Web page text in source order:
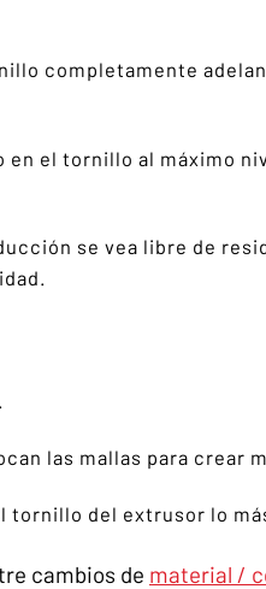
completamente
en el tornillo al máximo
se vea libre de
las mallas para crear
tornillo del extrusor lo
cambios de material /